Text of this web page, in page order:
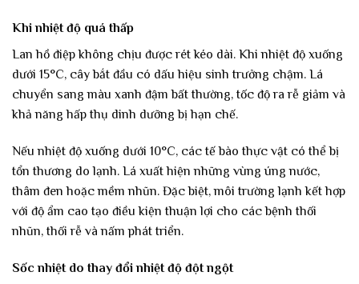
Khi nhiệt độ quá thấp
Lan hồ điệp không chịu được rét kéo dài. Khi nhiệt độ xuống
dưới 15°C, cây bắt đầu có dấu hiệu sinh trưởng chậm. Lá
chuyển sang màu xanh đậm bất thường, tốc độ ra rễ giảm và
khả năng hấp thụ dinh dưỡng bị hạn chế.
Nếu nhiệt độ xuống dưới 10°C, các tế bào thực vật có thể bị
tổn thương do lạnh. Lá xuất hiện những vùng úng nước,
thâm đen hoặc mềm nhũn. Đặc biệt, môi trường lạnh kết hợp
với độ ẩm cao tạo điều kiện thuận lợi cho các bệnh thối
nhũn, thối rễ và nấm phát triển.
Sốc nhiệt do thay đổi nhiệt độ đột ngột